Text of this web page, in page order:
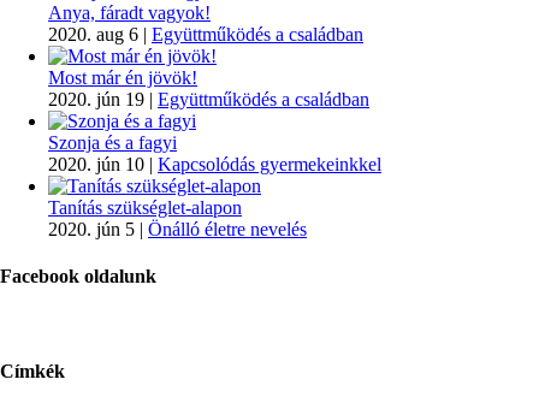
Anya, fáradt vagyok!
2020. aug 6 | Együttműködés a családban
Most már én jövök!
2020. jún 19 | Együttműködés a családban
Szonja és a fagyi
2020. jún 10 | Kapcsolódás gyermekeinkkel
Tanítás szükséglet-alapon
2020. jún 5 | Önálló életre nevelés
Facebook oldalunk
Címkék